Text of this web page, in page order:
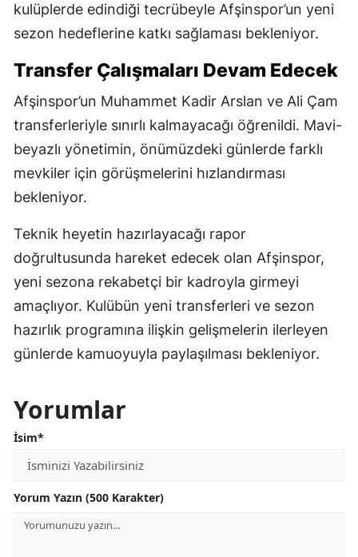
kulüplerde edindiği tecrübeyle Afşinspor’un yeni
sezon hedeflerine katkı sağlaması bekleniyor.
Transfer Çalışmaları Devam Edecek
Afşinspor’un Muhammet Kadir Arslan ve Ali Çam
transferleriyle sınırlı kalmayacağı öğrenildi. Mavi-
beyazlı yönetimin, önümüzdeki günlerde farklı
mevkiler için görüşmelerini hızlandırması
bekleniyor.
Teknik heyetin hazırlayacağı rapor
doğrultusunda hareket edecek olan Afşinspor,
yeni sezona rekabetçi bir kadroyla girmeyi
amaçlıyor. Kulübün yeni transferleri ve sezon
hazırlık programına ilişkin gelişmelerin ilerleyen
günlerde kamuoyuyla paylaşılması bekleniyor.
Yorumlar
İsim*
Yorum Yazın (500 Karakter)